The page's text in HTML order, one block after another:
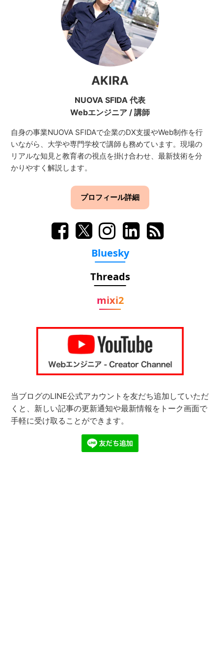
AKIRA
NUOVA SFIDA 代表
Webエンジニア / 講師
自身の事業NUOVA SFIDAで企業のDX支援やWeb制作を行
いながら、大学や専門学校で講師も務めています。現場の
リアルな知見と教育者の視点を掛け合わせ、最新技術を分
かりやすく解説します。
プロフィール詳細
Bluesky
Threads
mixi2
当ブログのLINE公式アカウントを友だち追加していただ
くと、新しい記事の更新通知や最新情報をトーク画面で
手軽に受け取ることができます。